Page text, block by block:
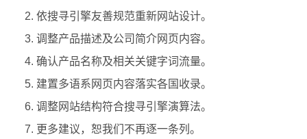
依搜寻引擎友善规范重新网站设计。
调整产品描述及公司简介网页内容。
确认产品名称及相关关键字词流量。
建置多语系网页内容落实各国收录。
调整网站结构符合搜寻引擎演算法。
更多建议，恕我们不再逐一条列。